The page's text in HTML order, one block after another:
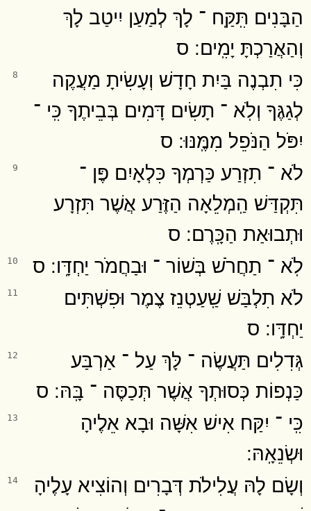
הַבָּנִים תִּֽקַּֽח ־ לָךְ לְמַעַן יִיטַב לָךְ
וְהַאֲרַכְתָּ יָמִֽים ׃ ס
8
כִּי תִבְנֶה בַּיִת חָדָשׁ וְעָשִׂיתָ מַעֲקֶה
לְגַגֶּךָ וְלֹֽא ־ תָשִׂים דָּמִים בְּבֵיתֶךָ כִּֽי ־
יִפֹּל הַנֹּפֵל מִמֶּֽנּוּ ׃ ס
9
לֹא ־ תִזְרַע כַּרְמְךָ כִּלְאָיִם פֶּן ־
תִּקְדַּשׁ הַֽמְלֵאָה הַזֶּרַע אֲשֶׁר תִּזְרָע
וּתְבוּאַת הַכָּֽרֶם ׃ ס
10 לֹֽא ־ תַחֲרֹשׁ בְּשׁוֹר ־ וּבַחֲמֹר יַחְדָּֽו ׃ ס
11
לֹא תִלְבַּשׁ שַֽׁעַטְנֵז צֶמֶר וּפִשְׁתִּים
יַחְדָּֽו ׃ ס
12
גְּדִלִים תַּעֲשֶׂה ־ לָּךְ עַל ־ אַרְבַּע
כַּנְפוֹת כְּסוּתְךָ אֲשֶׁר תְּכַסֶּה ־ בָּֽהּ ׃ ס
13
כִּֽי ־ יִקַּח אִישׁ אִשָּׁה וּבָא אֵלֶיהָ
וּשְׂנֵאָֽהּ ׃
14
וְשָׂם לָהּ עֲלִילֹת דְּבָרִים וְהוֹצִיא עָלֶיהָ